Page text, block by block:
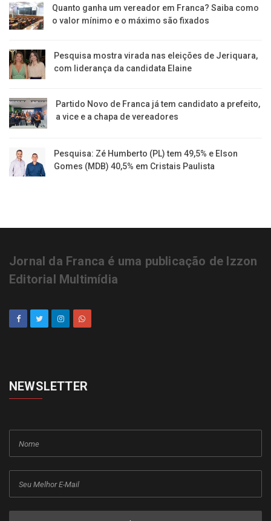
Quanto ganha um vereador em Franca? Saiba como
o valor mínimo e o máximo são fixados
Pesquisa mostra virada nas eleições de Jeriquara,
com liderança da candidata Elaine
Partido Novo de Franca já tem candidato a prefeito,
a vice e a chapa de vereadores
Pesquisa: Zé Humberto (PL) tem 49,5% e Elson
Gomes (MDB) 40,5% em Cristais Paulista
Jornal da Franca é uma publicação de Izzon
Editorial Multimídia
NEWSLETTER